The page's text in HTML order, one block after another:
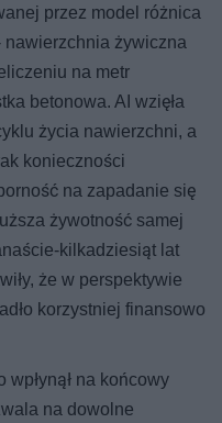
przez model różnica
nawierzchnia żywiczna
na metr
betonowa. AI wzięła
życia nawierzchni, a
konieczności
na zapadanie się
żywotność samej
kilkadziesiąt lat
że w perspektywie
korzystniej finansowo
na końcowy
na dowolne